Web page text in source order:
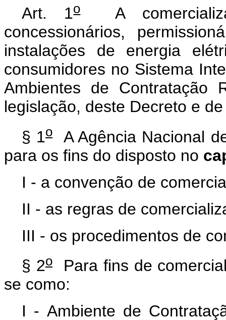
Art. 1oA
concessionários,
instalações de energia
consumidores no Sistema
Ambientes de Contratação
legislação, deste Decreto e
§ 1oA Agência Nacional
para os fins do disposto no
I - a convenção de
II - as regras de
III - os procedimentos de
§ 2oPara fins de
se como:
I - Ambiente de